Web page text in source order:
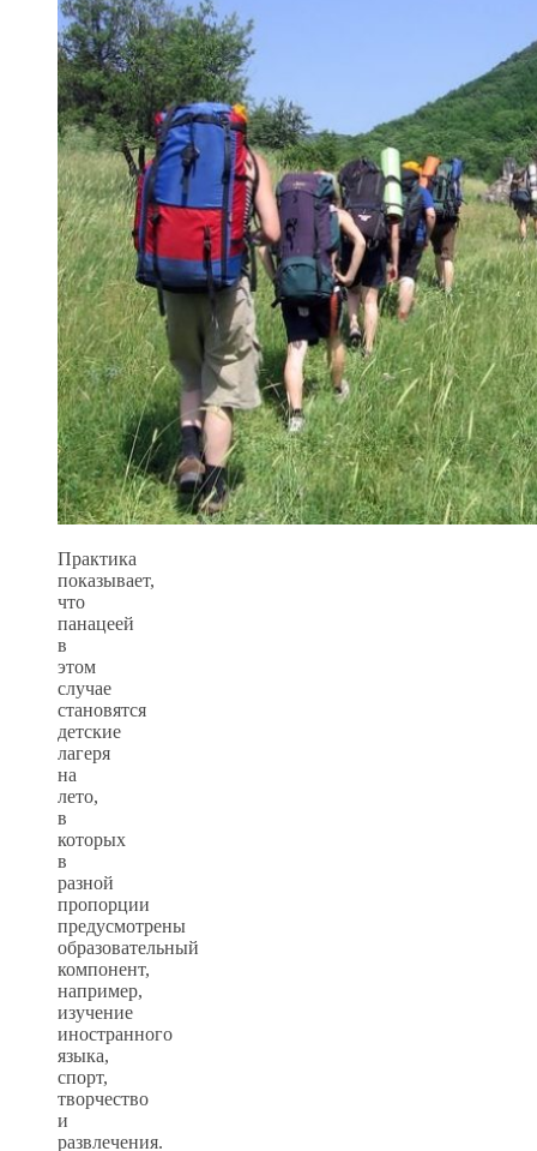
Практика
показывает,
что
панацеей
в
этом
случае
становятся
детские
лагеря
на
лето,
в
которых
в
разной
пропорции
предусмотрены
образовательный
компонент,
например,
изучение
иностранного
языка,
спорт,
творчество
и
развлечения.